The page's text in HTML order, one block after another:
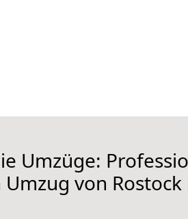
Umzüge:
von Rostock